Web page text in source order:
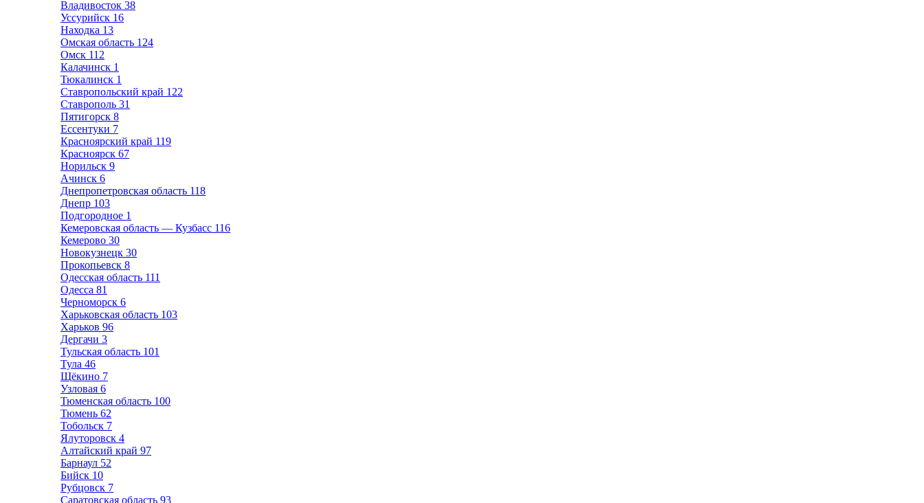
Владивосток 38
Уссурийск 16
Находка 13
Омская область 124
Омск 112
Калачинск 1
Тюкалинск 1
Ставропольский край 122
Ставрополь 31
Пятигорск 8
Ессентуки 7
Красноярский край 119
Красноярск 67
Норильск 9
Ачинск 6
Днепропетровская область 118
Днепр 103
Подгородное 1
Кемеровская область — Кузбасс 116
Кемерово 30
Новокузнецк 30
Прокопьевск 8
Одесская область 111
Одесса 81
Черноморск 6
Харьковская область 103
Харьков 96
Дергачи 3
Тульская область 101
Тула 46
Щёкино 7
Узловая 6
Тюменская область 100
Тюмень 62
Тобольск 7
Ялуторовск 4
Алтайский край 97
Барнаул 52
Бийск 10
Рубцовск 7
Саратовская область 93